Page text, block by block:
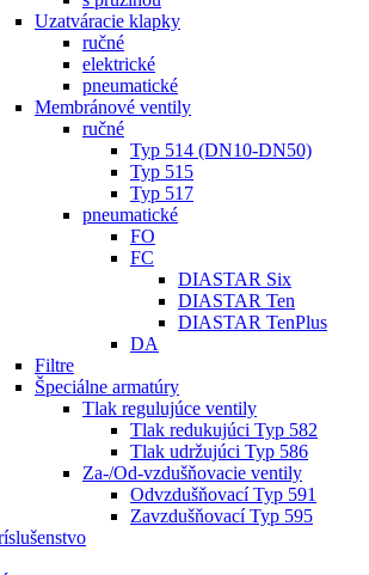
Uzatváracie klapky
ručné
elektrické
pneumatické
Membránové ventily
ručné
Typ 514 (DN10-DN50)
Typ 515
Typ 517
pneumatické
FO
FC
DIASTAR Six
DIASTAR Ten
DIASTAR TenPlus
DA
Filtre
Špeciálne armatúry
Tlak regulujúce ventily
Tlak redukujúci Typ 582
Tlak udržujúci Typ 586
Za-/Od-vzdušňovacie ventily
Odvzdušňovací Typ 591
Zavzdušňovací Typ 595